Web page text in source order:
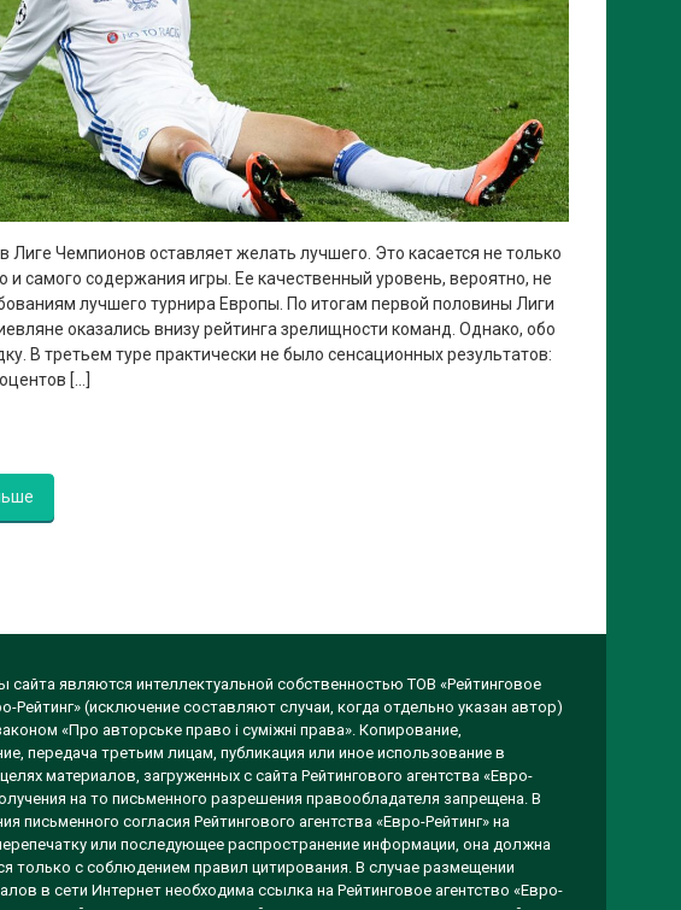
Лиге Чемпионов оставляет желать лучшего. Это касается не только
и самого содержания игры. Ее качественный уровень, вероятно, не
лучшего турнира Европы. По итогам первой половины Лиги
оказались внизу рейтинга зрелищности команд. Однако, обо
В третьем туре практически не было сенсационных результатов:
[…]
сайта являются интеллектуальной собственностью ТОВ «Рейтинговое
Рейтинг» (исключение составляют случаи, когда отдельно указан автор)
«Про авторське право і суміжні права». Копирование,
передача третьим лицам, публикация или иное использование в
материалов, загруженных с сайта Рейтингового агентства «Евро-
на то письменного разрешения правообладателя запрещена. В
письменного согласия Рейтингового агентства «Евро-Рейтинг» на
или последующее распространение информации, она должна
только с соблюдением правил цитирования. В случае размещении
в сети Интернет необходима ссылка на Рейтинговое агентство «Евро-